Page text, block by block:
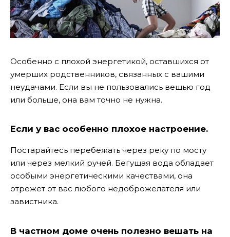
Особенно с плохой энергетикой, оставшихся от
умерших родственников, связанных с вашими
неудачами. Если вы не пользовались вещью год
или больше, она вам точно не нужна.
Если у вас особенно плохое настроение.
Постарайтесь перебежать через реку по мосту
или через мелкий ручей. Бегущая вода обладает
особыми энергетическими качествами, она
отрежет от вас любого недоброжелателя или
завистника.
В частном доме очень полезно вешать на